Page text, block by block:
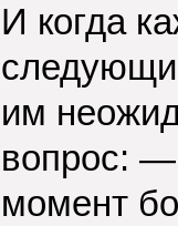
И когда
им
вопрос: —
момент